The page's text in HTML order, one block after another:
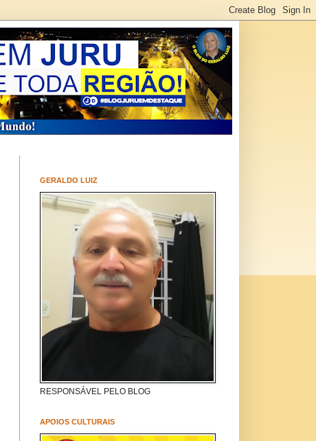
GERALDO LUIZ
RESPONSÁVEL PELO BLOG
APOIOS CULTURAIS